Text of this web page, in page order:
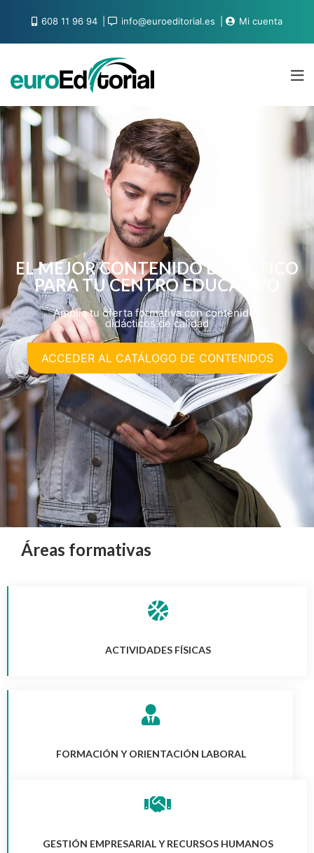
608 11 96 94 info@euroeditorial.es Mi cuenta
EL MEJOR CONTENIDO DIDÁCTICO
PARA TU CENTRO EDUCATIVO
Amplía tu oferta formativa con contenidos
didácticos de calidad
ACCEDER AL CATÁLOGO DE CONTENIDOS
Áreas formativas
ACTIVIDADES FÍSICAS
FORMACIÓN Y ORIENTACIÓN LABORAL
GESTIÓN EMPRESARIAL Y RECURSOS HUMANOS